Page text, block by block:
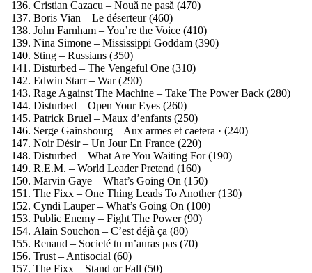
Cristian Cazacu – Nouă ne pasă (470)
Boris Vian – Le déserteur (460)
John Farnham – You’re the Voice (410)
Nina Simone – Mississippi Goddam (390)
Sting – Russians (350)
Disturbed – The Vengeful One (310)
Edwin Starr – War (290)
Rage Against The Machine – Take The Power Back (280)
Disturbed – Open Your Eyes (260)
Patrick Bruel – Maux d’enfants (250)
Serge Gainsbourg – Aux armes et caetera · (240)
Noir Désir – Un Jour En France (220)
Disturbed – What Are You Waiting For (190)
R.E.M. – World Leader Pretend (160)
Marvin Gaye – What’s Going On (150)
The Fixx – One Thing Leads To Another (130)
Cyndi Lauper – What’s Going On (100)
Public Enemy – Fight The Power (90)
Alain Souchon – C’est déjà ça (80)
Renaud – Societé tu m’auras pas (70)
Trust – Antisocial (60)
The Fixx – Stand or Fall (50)